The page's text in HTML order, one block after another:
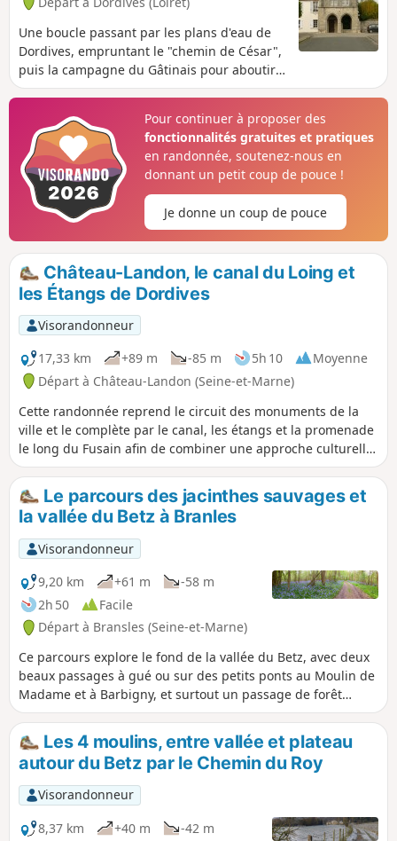
Une boucle passant par les plans d'eau de
Dordives, empruntant le "chemin de César",
puis la campagne du Gâtinais pour aboutir à
Château-Landon qu'on parcourt à la
se fait en longeant le Canal du Loing avec le
pont-canal de Néronville.
Pour continuer à proposer des
fonctionnalités gratuites et pratiques
en randonnée, soutenez-nous en
donnant un petit coup de pouce !
Je donne un coup de pouce
Château-Landon, le canal du Loing et
les Étangs de Dordives
Visorandonneur
17,33 km
+89 m -85 m 5h 10
Moyenne
Départ à Château-Landon (Seine-et-Marne)
Cette randonnée reprend le circuit des monuments de la
ville et le complète par le canal, les étangs et la promenade
le long du Fusain afin de combiner une approche culturelle
et la découverte de paysages bucoliques.
Le parcours des jacinthes sauvages et
la vallée du Betz à Branles
Visorandonneur
9,20 km
+61 m
-58 m
2h 50
Facile
Départ à Bransles (Seine-et-Marne)
Ce parcours explore le fond de la vallée du Betz, avec deux
beaux passages à gué ou sur des petits ponts au Moulin de
Madame et à Barbigny, et surtout un passage de forêt
remarquable au printemps quand les jacinthes sont en
fleurs. Certains passages sont communs à d'autres
randonnées au départ du jardin dans la vallée.
Les 4 moulins, entre vallée et plateau
autour du Betz par le Chemin du Roy
Visorandonneur
8,37 km
+40 m
-42 m